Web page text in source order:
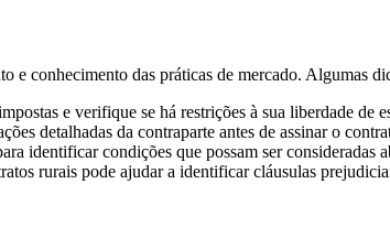
e conhecimento das práticas de mercado. Algumas
e verifique se há restrições à sua liberdade de
detalhadas da contraparte antes de assinar o
identificar condições que possam ser consideradas
rurais pode ajudar a identificar cláusulas